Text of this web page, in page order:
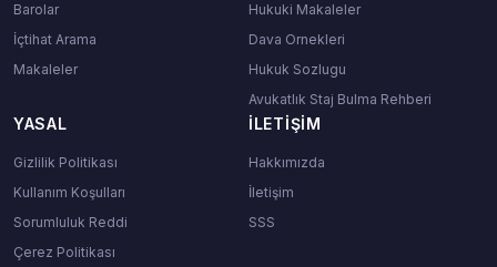
Barolar
İçtihat Arama
Makaleler
Hukuki Makaleler
Dava Ornekleri
Hukuk Sozlugu
Avukatlık Staj Bulma Rehberi
YASAL
Gizlilik Politikası
Kullanım Koşulları
Sorumluluk Reddi
Çerez Politikası
İLETIŞIM
Hakkımızda
İletişim
SSS